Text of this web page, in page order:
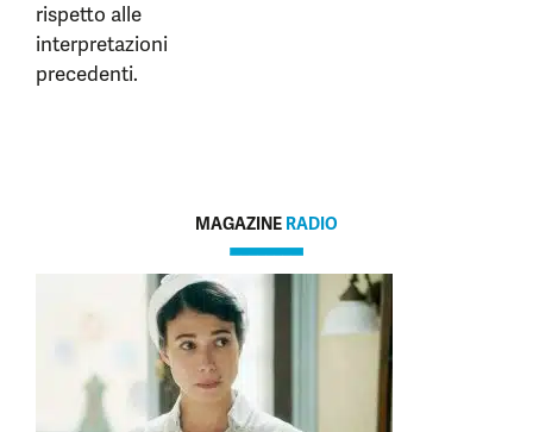
rispetto alle
interpretazioni
precedenti.
MAGAZINE RADIO